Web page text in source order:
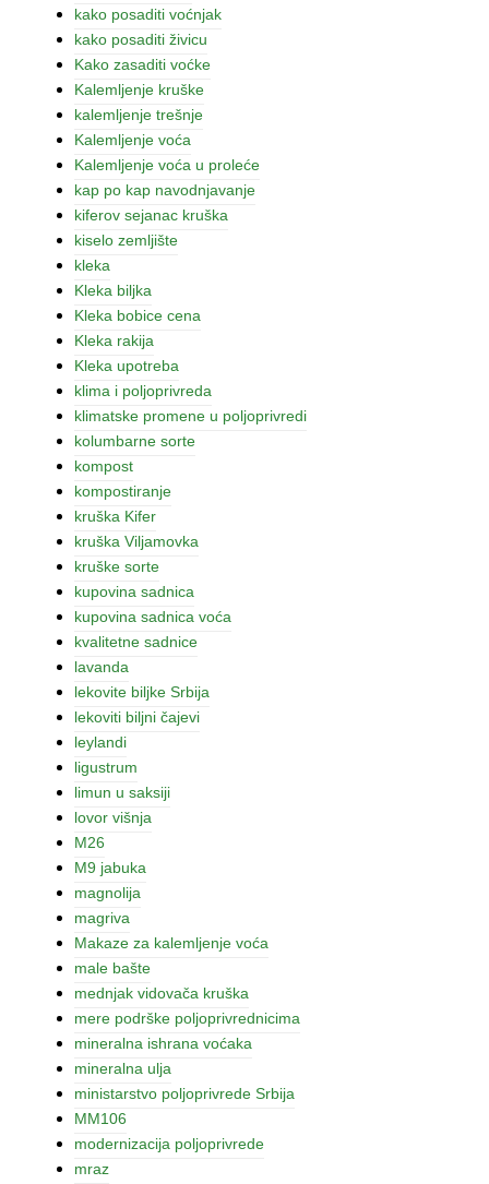
kako posaditi voćnjak
kako posaditi živicu
Kako zasaditi voćke
Kalemljenje kruške
kalemljenje trešnje
Kalemljenje voća
Kalemljenje voća u proleće
kap po kap navodnjavanje
kiferov sejanac kruška
kiselo zemljište
kleka
Kleka biljka
Kleka bobice cena
Kleka rakija
Kleka upotreba
klima i poljoprivreda
klimatske promene u poljoprivredi
kolumbarne sorte
kompost
kompostiranje
kruška Kifer
kruška Viljamovka
kruške sorte
kupovina sadnica
kupovina sadnica voća
kvalitetne sadnice
lavanda
lekovite biljke Srbija
lekoviti biljni čajevi
leylandi
ligustrum
limun u saksiji
lovor višnja
M26
M9 jabuka
magnolija
magriva
Makaze za kalemljenje voća
male bašte
mednjak vidovača kruška
mere podrške poljoprivrednicima
mineralna ishrana voćaka
mineralna ulja
ministarstvo poljoprivrede Srbija
MM106
modernizacija poljoprivrede
mraz